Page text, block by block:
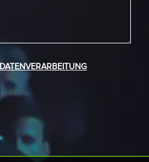
DATENVERARBEITUNG